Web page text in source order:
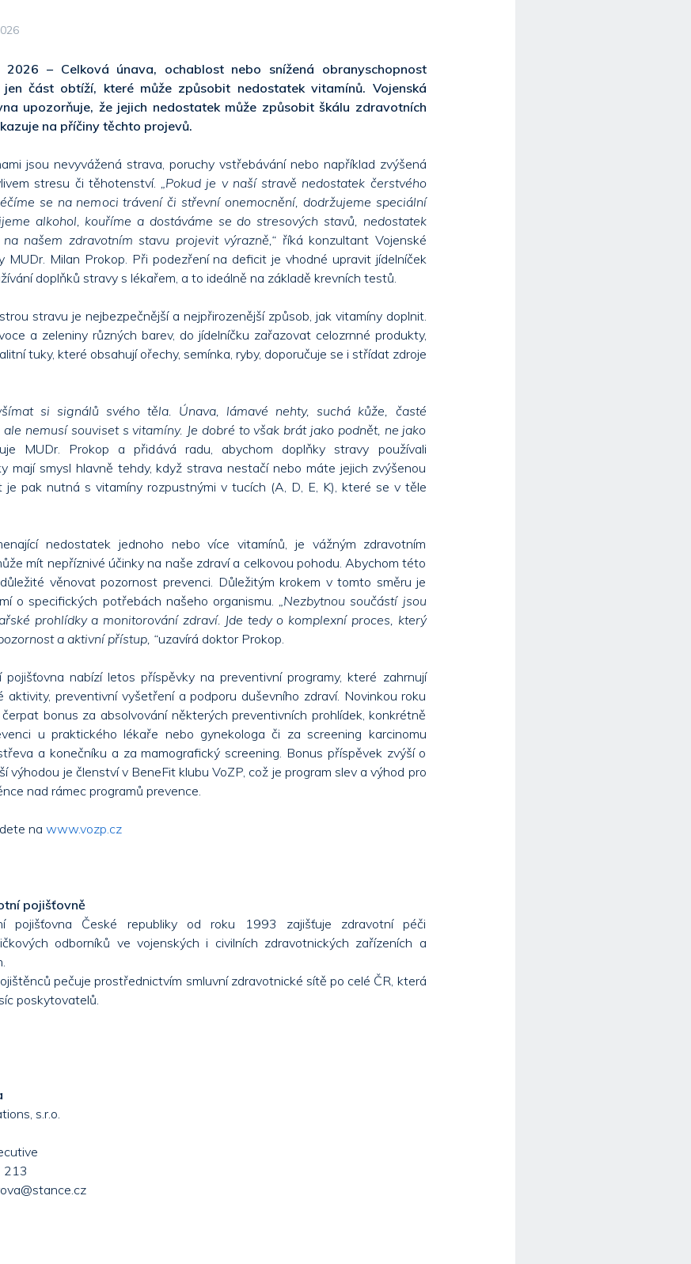
2026 – Celková únava, ochablost nebo snížená obranyschopnost
část obtíží, které může způsobit nedostatek vitamínů. Vojenská
upozorňuje, že jejich nedostatek může způsobit škálu zdravotních
na příčiny těchto projevů.
jsou nevyvážená strava, poruchy vstřebávání nebo například zvýšená
stresu či těhotenství. „Pokud je v naší stravě nedostatek čerstvého
se na nemoci trávení či střevní onemocnění, dodržujeme speciální
alkohol, kouříme a dostáváme se do stresových stavů, nedostatek
našem zdravotním stavu projevit výrazně,“ říká konzultant Vojenské
MUDr. Milan Prokop. Při podezření na deficit je vhodné upravit jídelníček
doplňků stravy s lékařem, a to ideálně na základě krevních testů.
stravu je nejbezpečnější a nejpřirozenější způsob, jak vitamíny doplnit.
a zeleniny různých barev, do jídelníčku zařazovat celozrnné produkty,
tuky, které obsahují ořechy, semínka, ryby, doporučuje se i střídat zdroje
si signálů svého těla. Únava, lámavé nehty, suchá kůže, časté
nemusí souviset s vitamíny. Je dobré to však brát jako podnět, ne jako
MUDr. Prokop a přidává radu, abychom doplňky stravy používali
mají smysl hlavně tehdy, když strava nestačí nebo máte jejich zvýšenou
je pak nutná s vitamíny rozpustnými v tucích (A, D, E, K), které se v těle
nedostatek jednoho nebo více vitamínů, je vážným zdravotním
mít nepříznivé účinky na naše zdraví a celkovou pohodu. Abychom této
věnovat pozornost prevenci. Důležitým krokem v tomto směru je
o specifických potřebách našeho organismu.„Nezbytnou součástí jsou
prohlídky a monitorování zdraví. Jde tedy o komplexní proces, který
a aktivní přístup, “uzavírá doktor Prokop.
pojišťovna nabízí letos příspěvky na preventivní programy, které zahrnují
aktivity, preventivní vyšetření a podporu duševního zdraví. Novinkou roku
bonus za absolvování některých preventivních prohlídek, konkrétně
u praktického lékaře nebo gynekologa či za screening karcinomu
a konečníku a za mamografický screening. Bonus příspěvek zvýší o
výhodou je členství v BeneFit klubu VoZP, což je program slev a výhod pro
nad rámec programů prevence.
na www.vozp.cz
pojišťovně
pojišťovna České republiky od roku 1993 zajišťuje zdravotní péči
odborníků ve vojenských i civilních zdravotnických zařízeních a
pečuje prostřednictvím smluvní zdravotnické sítě po celé ČR, která
poskytovatelů.
s.r.o.
213